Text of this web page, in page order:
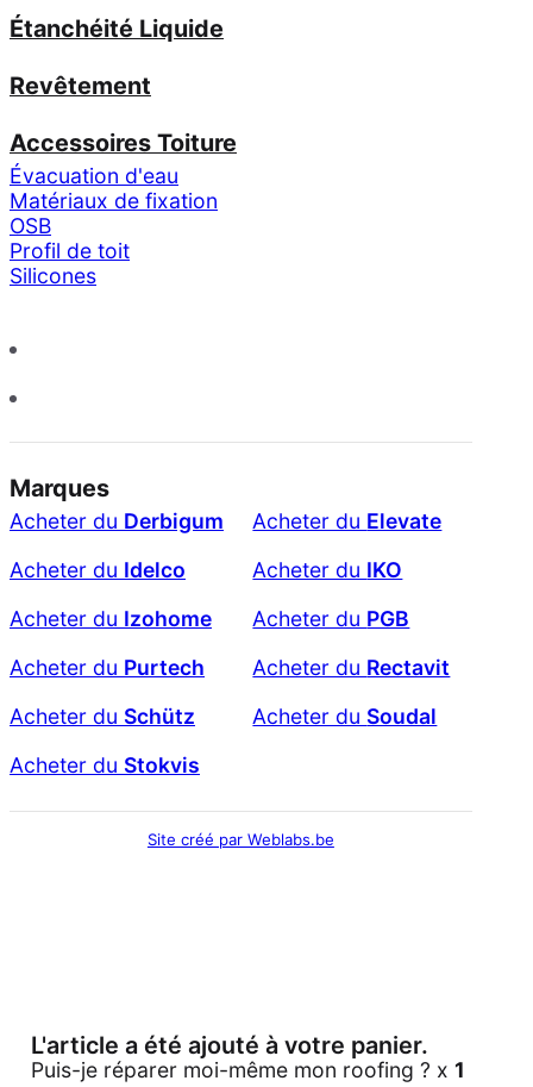
Étanchéité Liquide
Revêtement
Accessoires Toiture
Évacuation d'eau
Matériaux de fixation
OSB
Profil de toit
Silicones
Marques
Acheter du Derbigum Acheter du Elevate
Acheter du Idelco Acheter du IKO
Acheter du Izohome Acheter du PGB
Acheter du Purtech Acheter du Rectavit
Acheter du Schütz Acheter du Soudal
Acheter du Stokvis
Site créé par Weblabs.be
L'article a été ajouté à votre panier.
Puis-je réparer moi-même mon roofing ? x 1